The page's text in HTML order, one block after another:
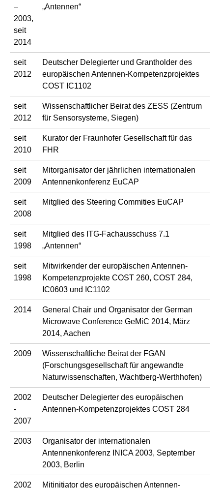
–
2003,
seit
2014
„Antennen“
seit
2012
Deutscher Delegierter und Grantholder des
europäischen Antennen-Kompetenzprojektes
COST IC1102
seit
2012
Wissenschaftlicher Beirat des ZESS (Zentrum
für Sensorsysteme, Siegen)
seit
2010
Kurator der Fraunhofer Gesellschaft für das
FHR
seit
2009
Mitorganisator der jährlichen internationalen
Antennenkonferenz EuCAP
seit
2008
Mitglied des Steering Commities EuCAP
seit
1998
Mitglied des ITG-Fachausschuss 7.1
„Antennen“
seit
1998
Mitwirkender der europäischen Antennen-
Kompetenzprojekte COST 260, COST 284,
IC0603 und IC1102
2014
General Chair und Organisator der German
Microwave Conference GeMiC 2014, März
2014, Aachen
2009
Wissenschaftliche Beirat der FGAN
(Forschungsgesellschaft für angewandte
Naturwissenschaften, Wachtberg-Werthhofen)
2002
-
2007
Deutscher Delegierter des europäischen
Antennen-Kompetenzprojektes COST 284
2003
Organisator der internationalen
Antennenkonferenz INICA 2003, September
2003, Berlin
2002 Mitinitiator des europäischen Antennen-